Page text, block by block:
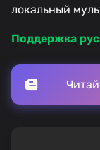
локальный
Поддержка